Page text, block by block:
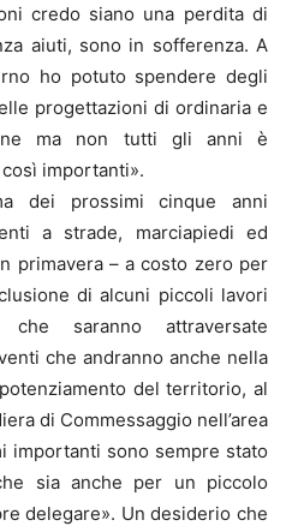
credo siano una perdita di
aiuti, sono in sofferenza. A
ho potuto spendere degli
progettazioni di ordinaria e
ma non tutti gli anni è
importanti».
dei prossimi cinque anni
a strade, marciapiedi ed
primavera – a costo zero per
di alcuni piccoli lavori
saranno attraversate
che andranno anche nella
del territorio, al
di Commessaggio nell’area
importanti sono sempre stato
sia anche per un piccolo
delegare». Un desiderio che